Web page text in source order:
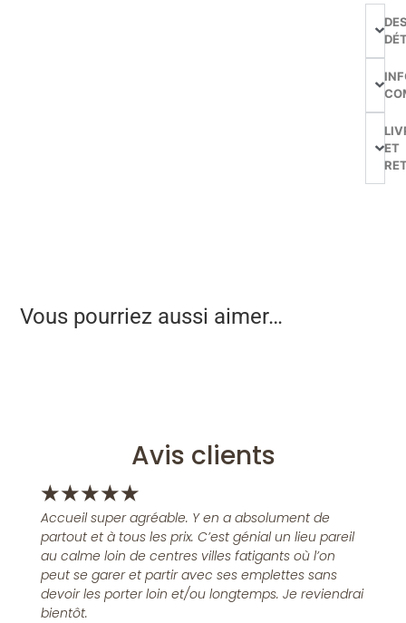
ET
Vous pourriez aussi aimer…
Avis clients
★★★★★
Accueil super agréable. Y en a absolument de
partout et à tous les prix. C’est génial un lieu pareil
au calme loin de centres villes fatigants où l’on
peut se garer et partir avec ses emplettes sans
devoir les porter loin et/ou longtemps. Je reviendrai
bientôt.